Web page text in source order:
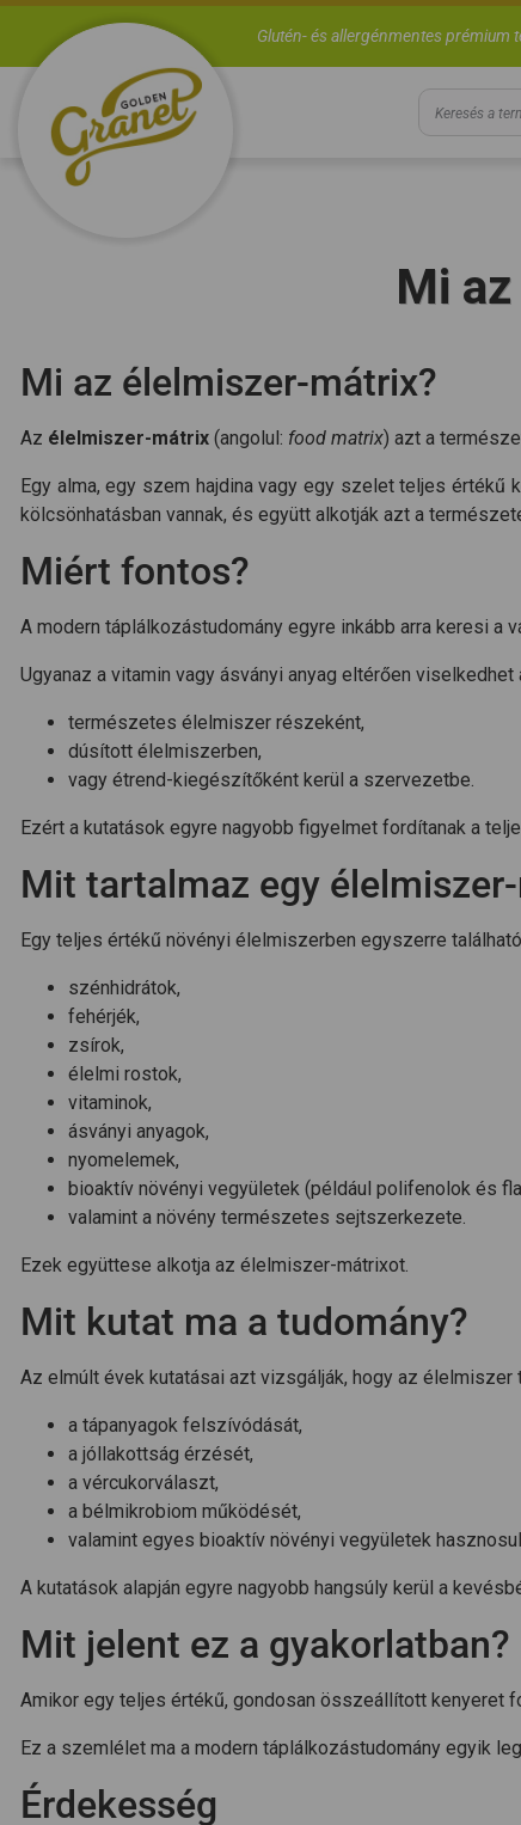
Glutén- és allergénmentes prémium
Mi
Mi az élelmiszer-mátrix?
Az élelmiszer-mátrix (angolul: food matrix) azt a
Egy alma, egy szem hajdina vagy egy szelet teljes
kölcsönhatásban vannak, és együtt alkotják azt a
Miért fontos?
A modern táplálkozástudomány egyre inkább arra keresi a
Ugyanaz a vitamin vagy ásványi anyag eltérően viselkedhet
természetes élelmiszer részeként,
dúsított élelmiszerben,
vagy étrend-kiegészítőként kerül a szervezetbe.
Ezért a kutatások egyre nagyobb figyelmet fordítanak a
Mit tartalmaz egy
Egy teljes értékű növényi élelmiszerben egyszerre
szénhidrátok,
fehérjék,
zsírok,
élelmi rostok,
vitaminok,
ásványi anyagok,
nyomelemek,
bioaktív növényi vegyületek (például polifenolok és
valamint a növény természetes sejtszerkezete.
Ezek együttese alkotja az élelmiszer-mátrixot.
Mit kutat ma a tudomány?
Az elmúlt évek kutatásai azt vizsgálják, hogy az
a tápanyagok felszívódását,
a jóllakottság érzését,
a vércukorválaszt,
a bélmikrobiom működését,
valamint egyes bioaktív növényi vegyületek
A kutatások alapján egyre nagyobb hangsúly kerül a
Mit jelent ez a gyakorlatban?
Amikor egy teljes értékű, gondosan összeállított kenyeret
Ez a szemlélet ma a modern táplálkozástudomány egyik
Érdekesség